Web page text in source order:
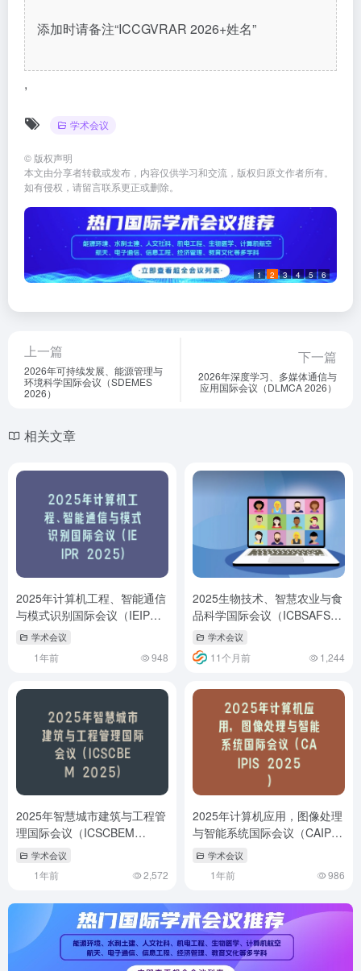
添加时请备注“ICCGVRAR 2026+姓名”
,
学术会议
© 版权声明
本文由分享者转载或发布，内容仅供学习和交流，版权归原文作者所有。
如有侵权，请留言联系更正或删除。
1 2 3 4 5 6
上一篇
2026年可持续发展、能源管理与
环境科学国际会议（SDEMES
2026）
下一篇
2026年深度学习、多媒体通信与
应用国际会议（DLMCA 2026）
相关文章
2025年计算机工程、智能通信
与模式识别国际会议（IEIPR
2025）
学术会议
1年前 948
2025生物技术、智慧农业与食
品科学国际会议（ICBSAFS
2025)学术会议
11个月前 1,244
2025年智慧城市建筑与工程管
理国际会议（ICSCBEM
2025）
学术会议
1年前 2,572
2025年计算机应用，图像处理
与智能系统国际会议（CAIPIS
2025）
学术会议
1年前 986